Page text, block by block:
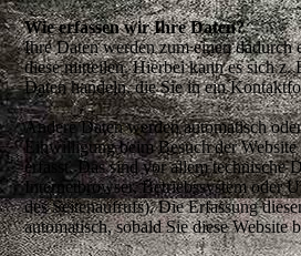
Wie erfassen wir Ihre Daten?
Ihre Daten werden zum einen dadurch
diese mitteilen. Hierbei kann es sich z.
Daten handeln, die Sie in ein
Andere Daten werden automatisch
Einwilligung beim Besuch der Website
erfasst. Das sind vor allem technische
Internetbrowser, Betriebssystem oder
des Seitenaufrufs). Die Erfassung
automatisch, sobald Sie diese Website